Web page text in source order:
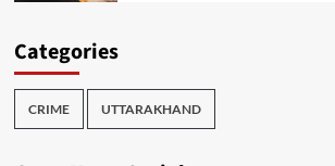
Categories
CRIME UTTARAKHAND